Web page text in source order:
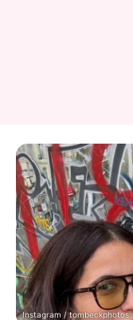
Instagram / tombeckphotos